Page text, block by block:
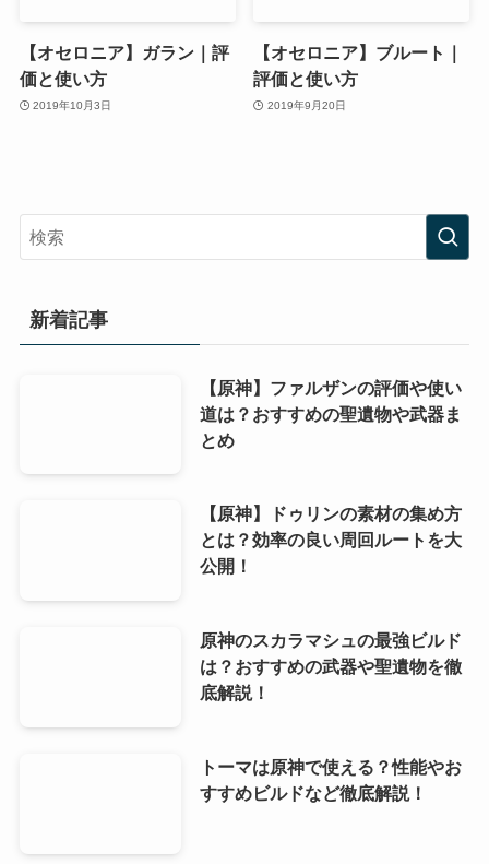
【オセロニア】ガラン｜評
価と使い方
2019年10月3日
【オセロニア】ブルート｜
評価と使い方
2019年9月20日
新着記事
【原神】ファルザンの評価や使い
道は？おすすめの聖遺物や武器ま
とめ
【原神】ドゥリンの素材の集め方
とは？効率の良い周回ルートを大
公開！
原神のスカラマシュの最強ビルド
は？おすすめの武器や聖遺物を徹
底解説！
トーマは原神で使える？性能やお
すすめビルドなど徹底解説！